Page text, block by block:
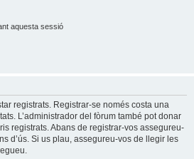
aquesta sessió
registrats. Registrar-se només costa una
L’administrador del fòrum també pot donar
registrats. Abans de registrar-vos assegureu-
d’ús. Si us plau, assegureu-vos de llegir les